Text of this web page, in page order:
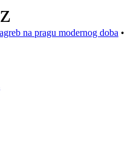
na pragu modernog doba